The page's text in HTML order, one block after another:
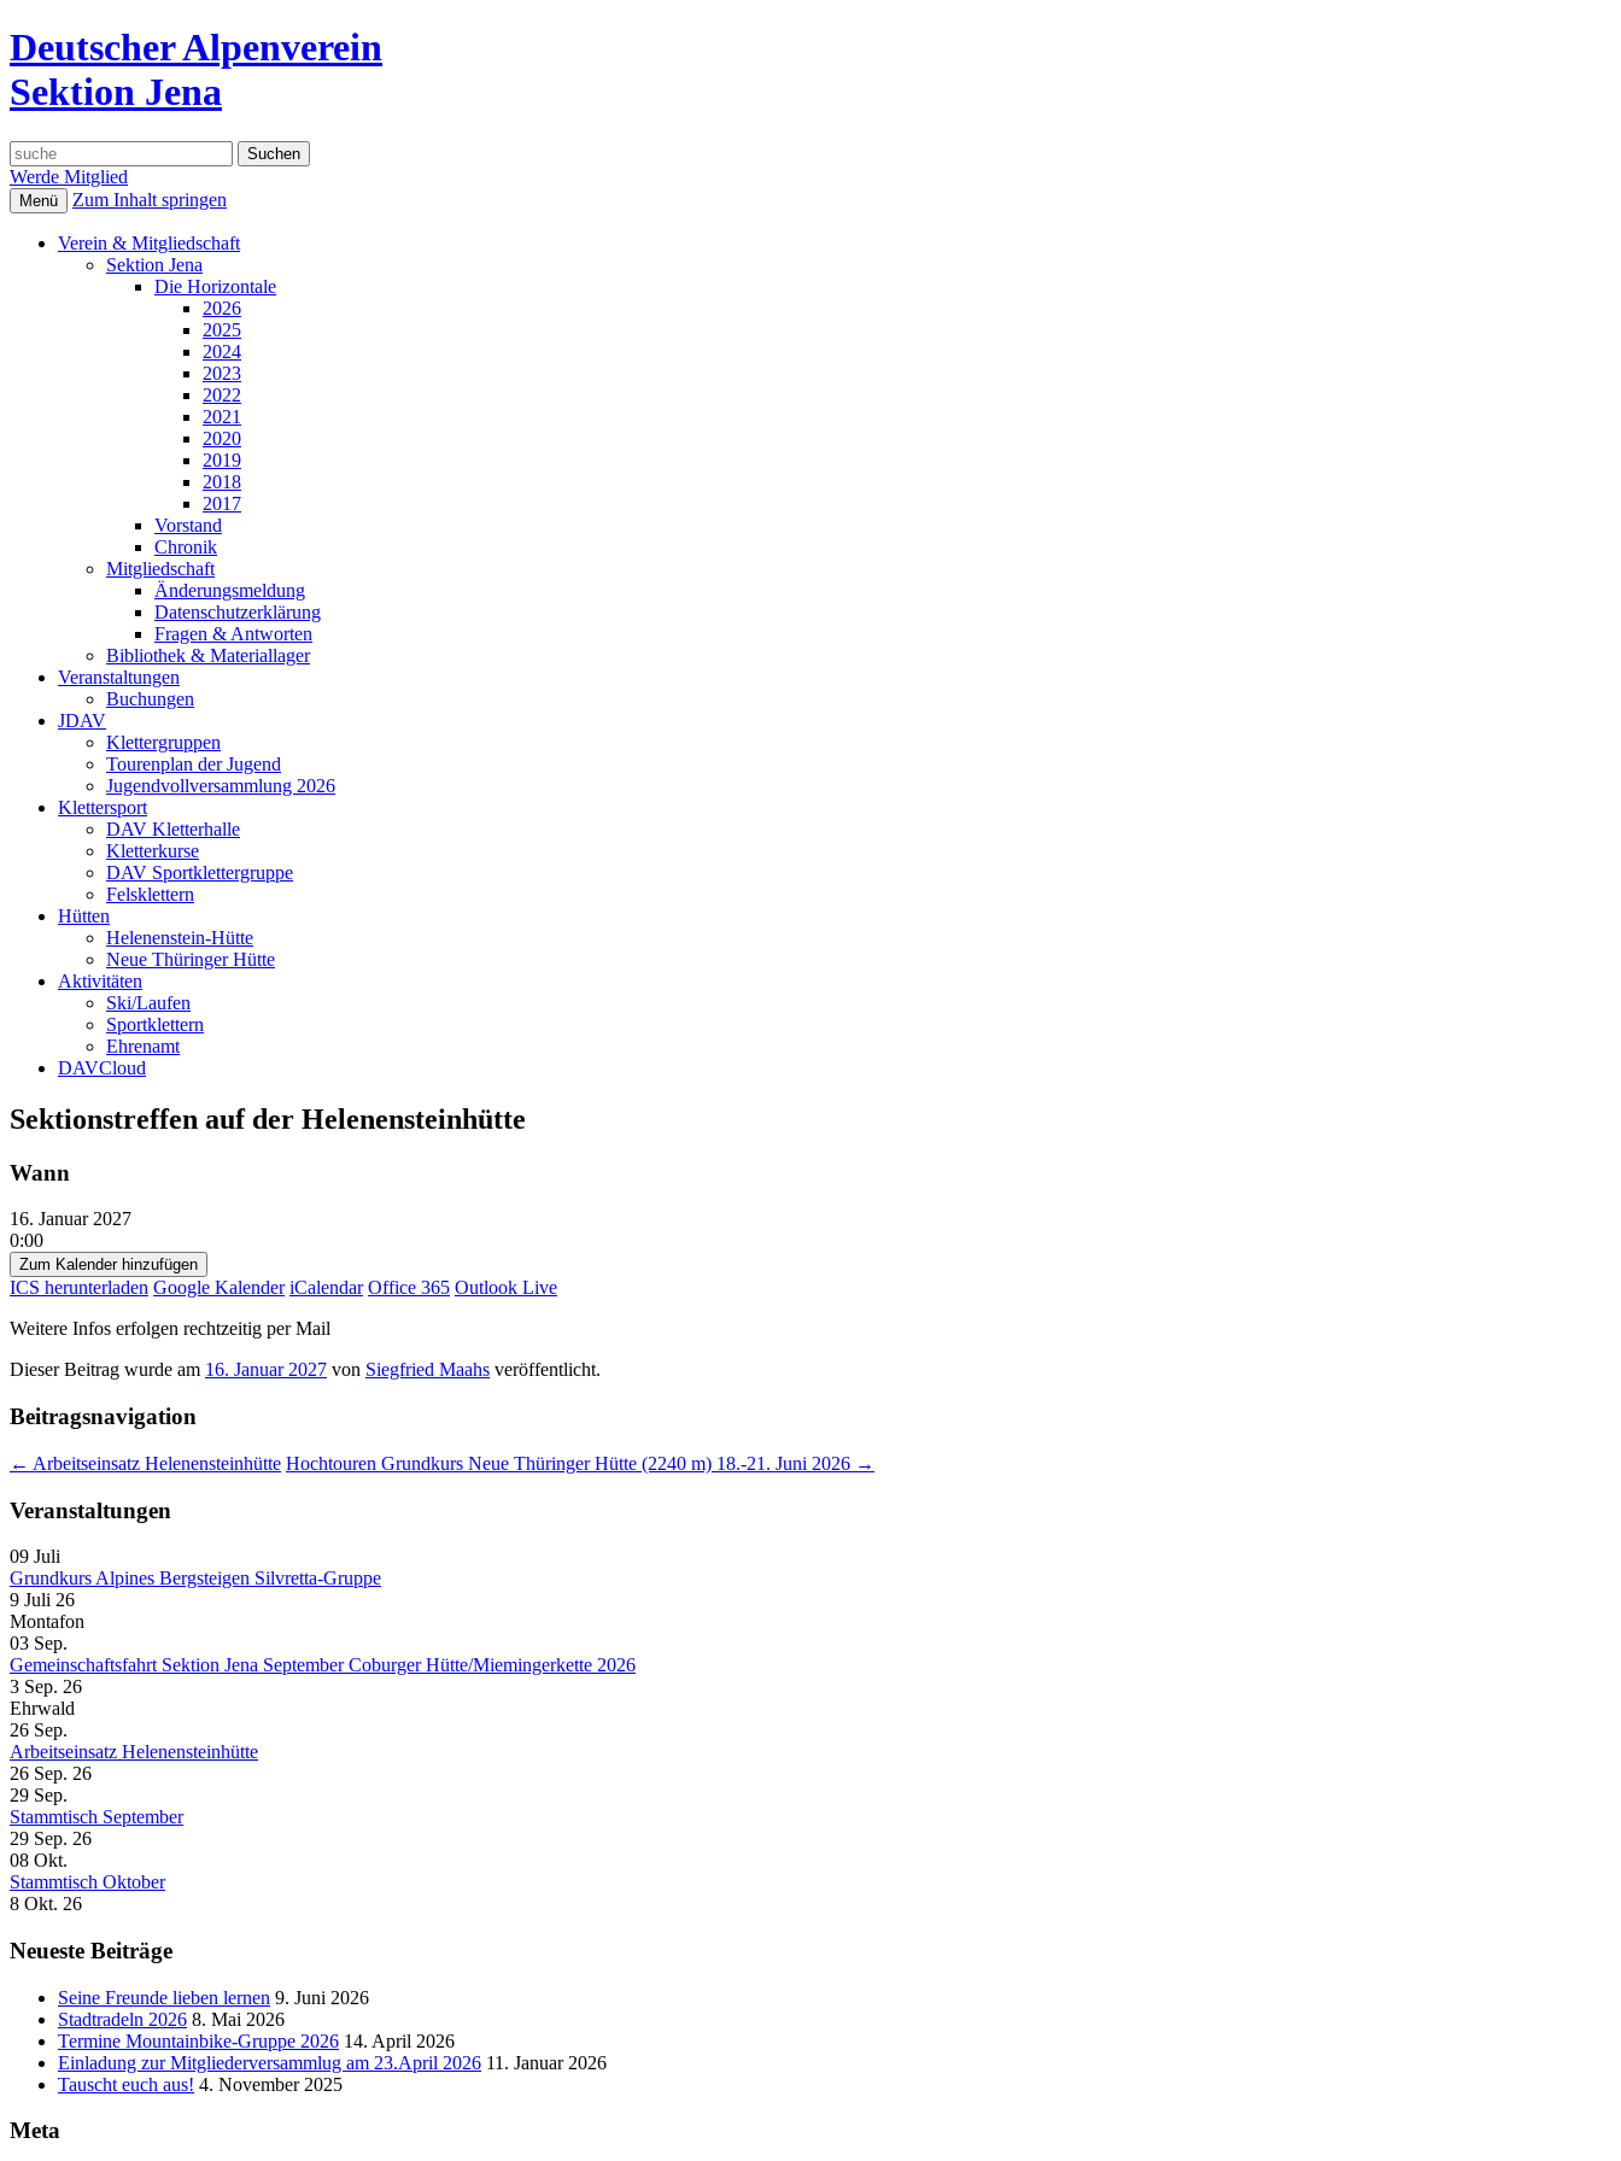
Deutscher Alpenverein
Sektion Jena
Suche
nach:
Werde Mitglied
Menü Zum Inhalt springen
Verein & Mitgliedschaft
Sektion Jena
Die Horizontale
2026
2025
2024
2023
2022
2021
2020
2019
2018
2017
Vorstand
Chronik
Mitgliedschaft
Änderungsmeldung
Datenschutzerklärung
Fragen & Antworten
Bibliothek & Materiallager
Veranstaltungen
Buchungen
JDAV
Klettergruppen
Tourenplan der Jugend
Jugendvollversammlung 2026
Klettersport
DAV Kletterhalle
Kletterkurse
DAV Sportklettergruppe
Felsklettern
Hütten
Helenenstein-Hütte
Neue Thüringer Hütte
Aktivitäten
Ski/Laufen
Sportklettern
Ehrenamt
DAVCloud
Sektionstreffen auf der Helenensteinhütte
Wann
16. Januar 2027
0:00
Zum Kalender hinzufügen
ICS herunterladen Google Kalender iCalendar Office 365 Outlook Live
Weitere Infos erfolgen rechtzeitig per Mail
Dieser Beitrag wurde am 16. Januar 2027 von Siegfried Maahs veröffentlicht.
Beitragsnavigation
← Arbeitseinsatz Helenensteinhütte Hochtouren Grundkurs Neue Thüringer Hütte (2240 m) 18.-21. Juni 2026 →
Veranstaltungen
09 Juli
Grundkurs Alpines Bergsteigen Silvretta-Gruppe
9 Juli 26
Montafon
03 Sep.
Gemeinschaftsfahrt Sektion Jena September Coburger Hütte/Miemingerkette 2026
3 Sep. 26
Ehrwald
26 Sep.
Arbeitseinsatz Helenensteinhütte
26 Sep. 26
29 Sep.
Stammtisch September
29 Sep. 26
08 Okt.
Stammtisch Oktober
8 Okt. 26
Neueste Beiträge
Seine Freunde lieben lernen 9. Juni 2026
Stadtradeln 2026 8. Mai 2026
Termine Mountainbike-Gruppe 2026 14. April 2026
Einladung zur Mitgliederversammlug am 23.April 2026 11. Januar 2026
Tauscht euch aus! 4. November 2025
Meta